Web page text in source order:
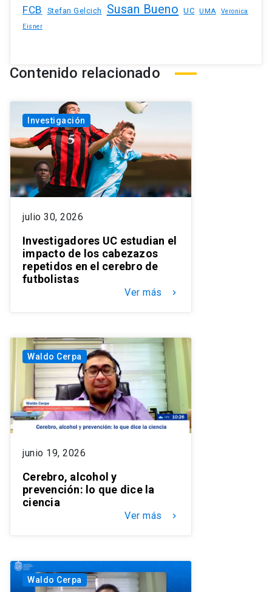
FCB
Stefan Gelcich Susan Bueno UC UMA
Veronica
Eisner
Contenido relacionado
Investigación
julio 30, 2026
Investigadores UC estudian el
impacto de los cabezazos
repetidos en el cerebro de
futbolistas
Ver más keyboard_arrow_right
Waldo Cerpa
junio 19, 2026
Cerebro, alcohol y
prevención: lo que dice la
ciencia
Ver más keyboard_arrow_right
Waldo Cerpa